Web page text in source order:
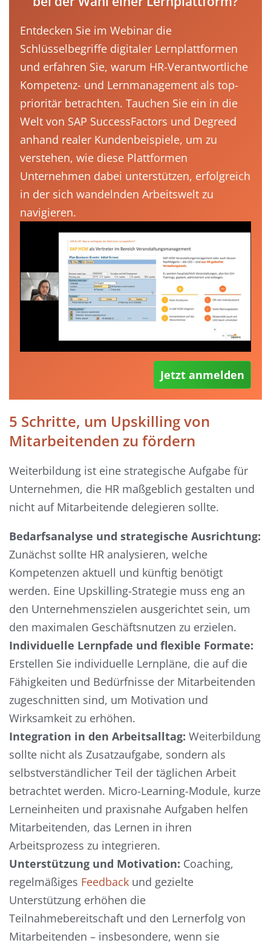
Entdecken Sie im Webinar die
Schlüsselbegriffe digitaler Lernplattformen
und erfahren Sie, warum HR-Verantwortliche
Kompetenz- und Lernmanagement als top-
prioritär betrachten. Tauchen Sie ein in die
Welt von SAP SuccessFactors und Degreed
anhand realer Kundenbeispiele, um zu
verstehen, wie diese Plattformen
Unternehmen dabei unterstützen, erfolgreich
in der sich wandelnden Arbeitswelt zu
navigieren.
Jetzt anmelden
5 Schritte, um Upskilling von
Mitarbeitenden zu fördern
Weiterbildung ist eine strategische Aufgabe für
Unternehmen, die HR maßgeblich gestalten und
nicht auf Mitarbeitende delegieren sollte.
Bedarfsanalyse und strategische Ausrichtung:
Zunächst sollte HR analysieren, welche
Kompetenzen aktuell und künftig benötigt
werden. Eine Upskilling-Strategie muss eng an
den Unternehmenszielen ausgerichtet sein, um
den maximalen Geschäftsnutzen zu erzielen.
Individuelle Lernpfade und flexible Formate:
Erstellen Sie individuelle Lernpläne, die auf die
Fähigkeiten und Bedürfnisse der Mitarbeitenden
zugeschnitten sind, um Motivation und
Wirksamkeit zu erhöhen.
Integration in den Arbeitsalltag: Weiterbildung
sollte nicht als Zusatzaufgabe, sondern als
selbstverständlicher Teil der täglichen Arbeit
betrachtet werden. Micro-Learning-Module, kurze
Lerneinheiten und praxisnahe Aufgaben helfen
Mitarbeitenden, das Lernen in ihren
Arbeitsprozess zu integrieren.
Unterstützung und Motivation: Coaching,
regelmäßiges Feedback und gezielte
Unterstützung erhöhen die
Teilnahmebereitschaft und den Lernerfolg von
Mitarbeitenden – insbesondere, wenn sie